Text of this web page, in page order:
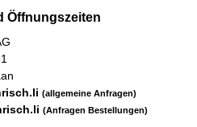
Öffnungszeiten
(allgemeine Anfragen)
(Anfragen Bestellungen)